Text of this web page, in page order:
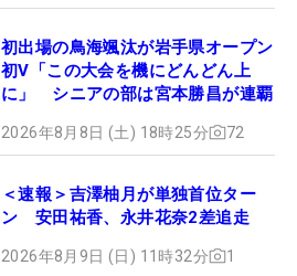
初出場の鳥海颯汰が岩手県オープン
初V「この大会を機にどんどん上
に」 シニアの部は宮本勝昌が連覇
2026年8月8日 (土) 18時25分 72
＜速報＞吉澤柚月が単独首位ター
ン 安田祐香、永井花奈2差追走
2026年8月9日 (日) 11時32分 1